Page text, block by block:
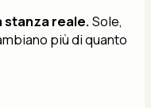
stanza reale.Sole,
più di quanto